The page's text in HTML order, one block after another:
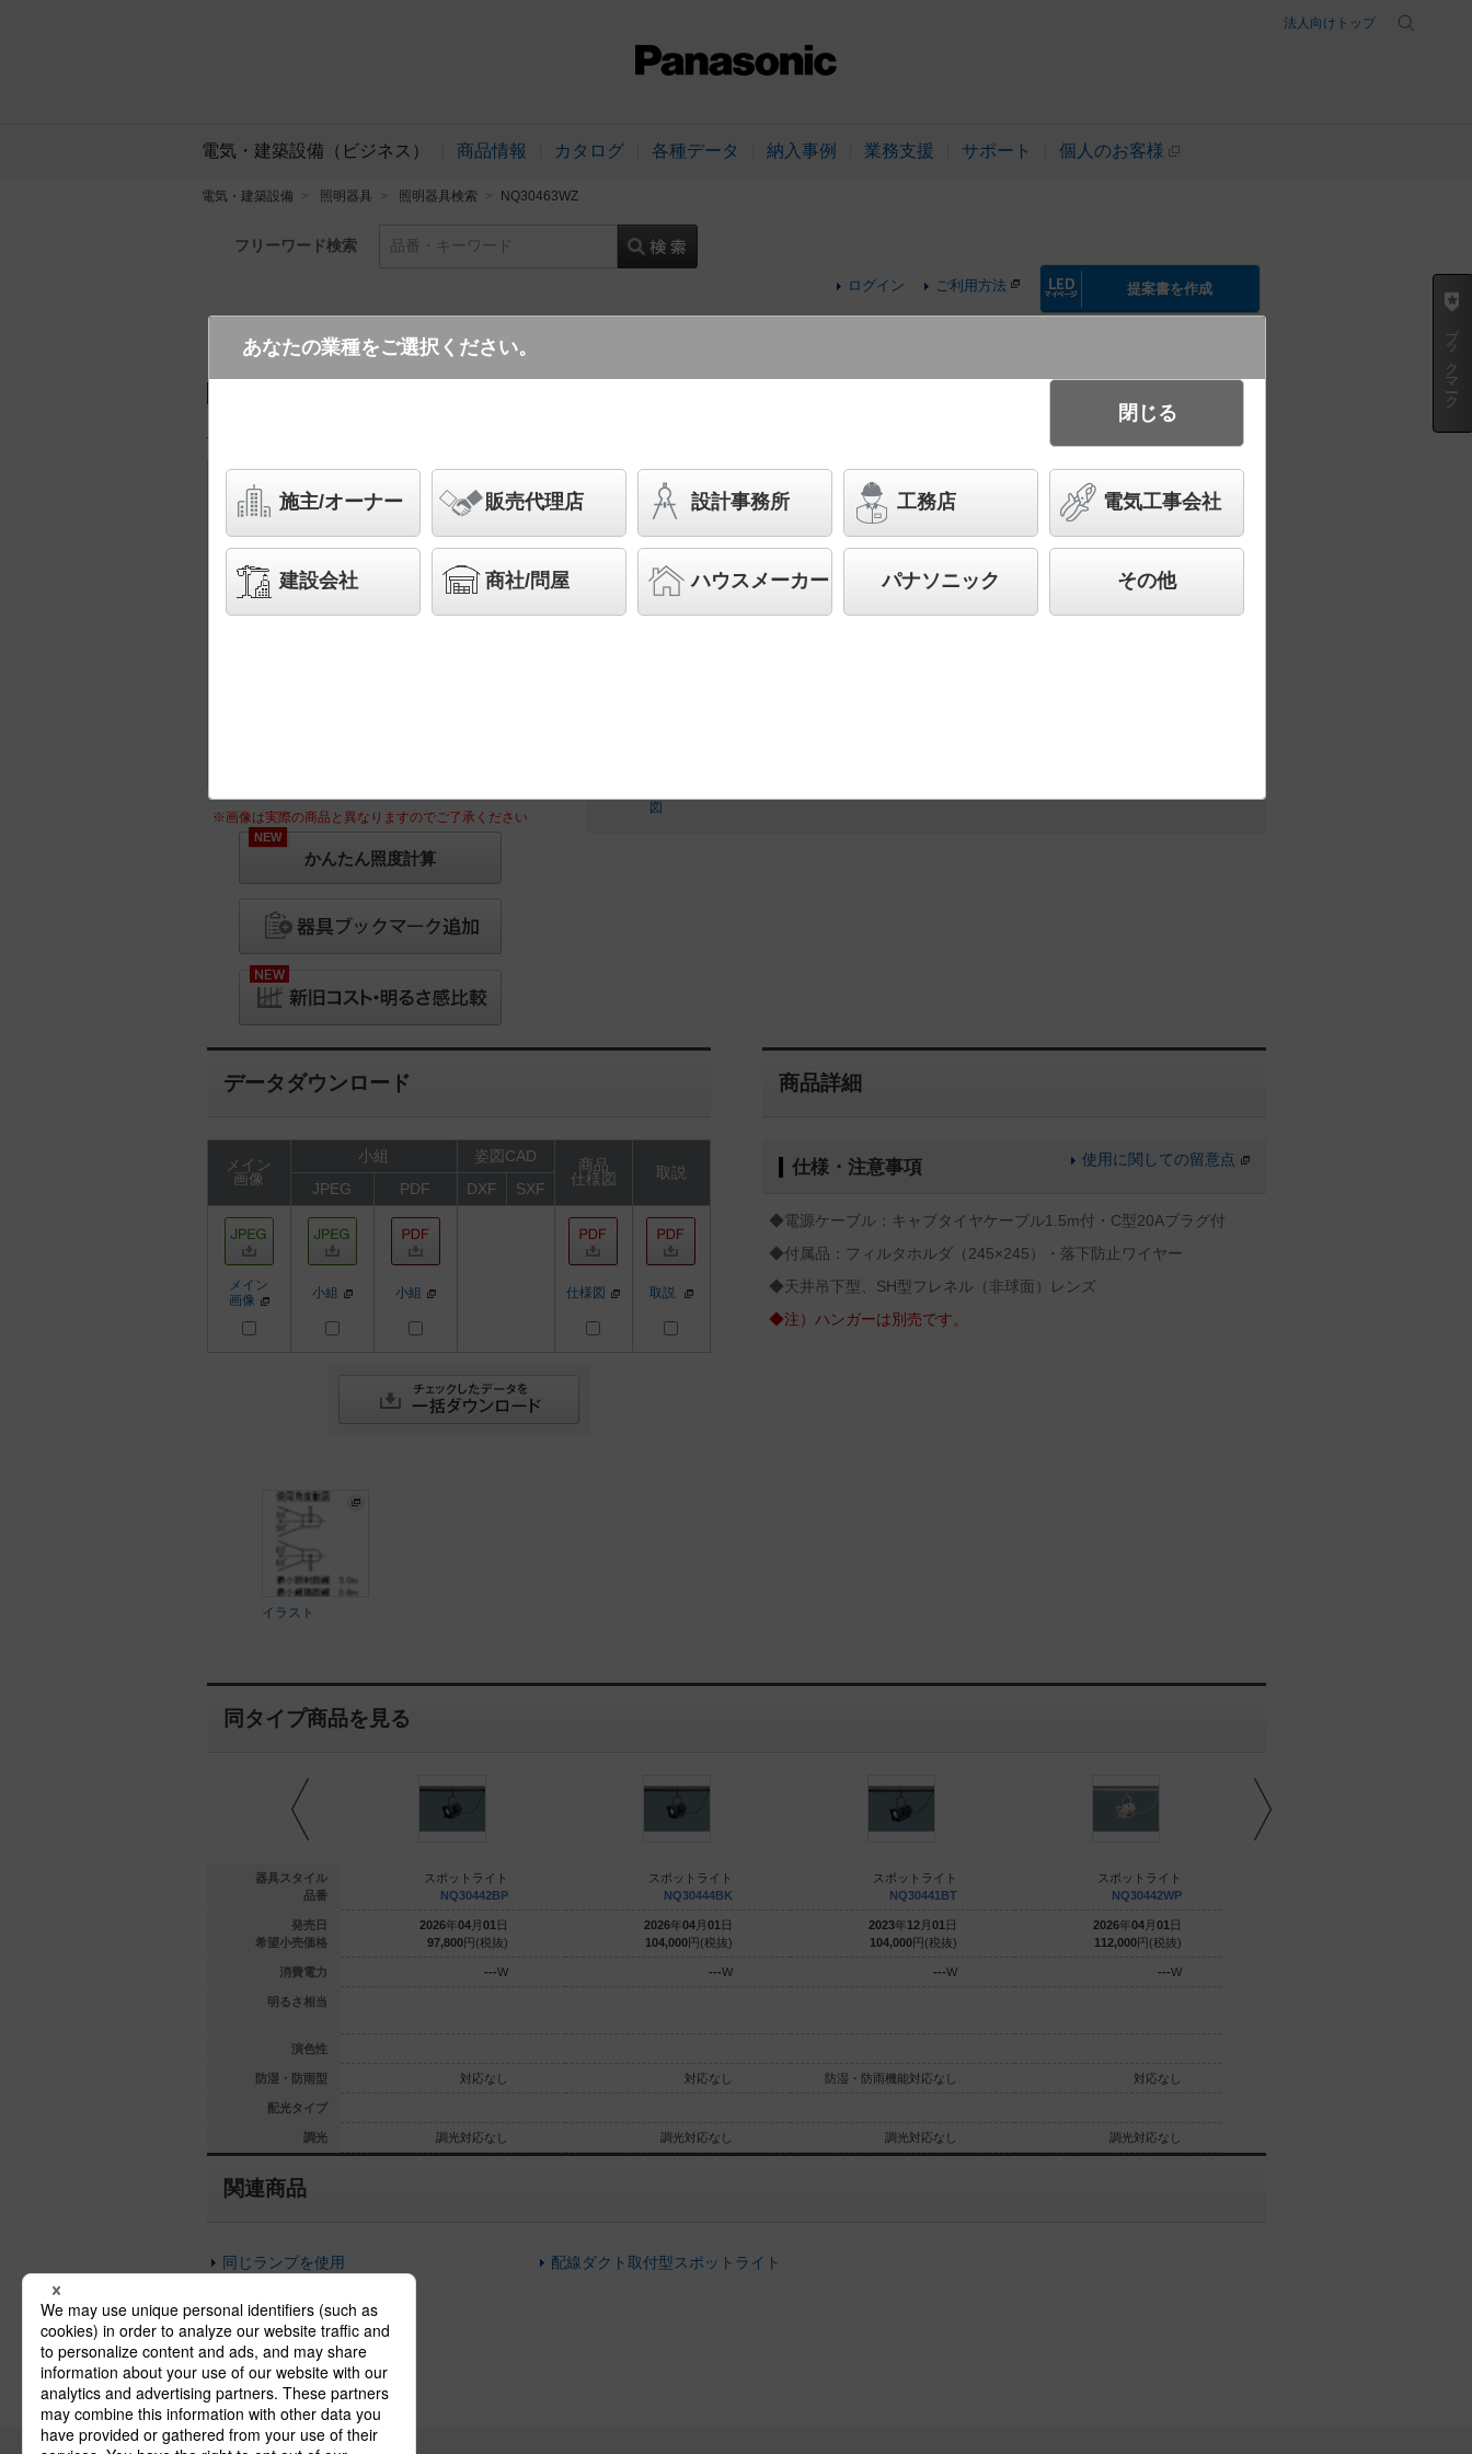
法人向けトップ
電気・建築設備（ビジネス） 商品情報 カタログ 各種データ 納入事例 業務支援 サポート 個人のお客様
電気・建築設備 照明器具 照明器具検索 NQ30463WZ
フリーワード検索 品番・キーワード
ログイン ご利用方法 提案書を作成
NQ30463WZ
※画像は実際の商品と異なりますのでご了承ください
NEW
かんたん照度計算
舞台演出用 天井吊下型 スポットライト SH型フレネル（非球面）レンズ
CROCCO （クロッコ） スタジオ用ハロゲン電球1000形（1000W）×1灯 1000
◆生産終了品
◆希望小売価格 174,000 円（税抜）
図
データダウンロード
メイン
画像
小組 姿図CAD
商品
仕様図
取説
JPEG
PDF DXF SXF
メイン
画像
小組 小組 仕様図 取説
商品詳細
仕様・注意事項 使用に関しての留意点
◆電源ケーブル：キャブタイヤケーブル1.5m付・C型20Aプラグ付
◆付属品：フィルタホルダ（245×245）・落下防止ワイヤー
◆天井吊下型、SH型フレネル（非球面）レンズ
◆注）ハンガーは別売です。
イラスト
同タイプ商品を見る
器具スタイル
品番
発売日
希望小売価格
消費電力
明るさ相当
演色性
防湿・防雨型
配光タイプ
調光
スポットライト
円(税抜)
220
ハロゲン1500W相当
対応なし
スポットライト
NQ30442BP
2026年04月 01 日
97,800円(税抜)
---W
対応なし
調光対応なし
スポットライト
NQ30444BK
2026年04月 01 日
104,000円(税抜)
---W
対応なし
調光対応なし
スポットライト
NQ30441BT
2023年12月 01 日
104,000円(税抜)
---W
防湿・防雨機能対応なし
調光対応なし
スポットライト
NQ30442WP
2026年04月 01 日
112,000円(税抜)
---W
対応なし
調光対応なし
関連商品
同じランプを使用 配線ダクト取付型スポットライト
ブックマーク
あなたの業種をご選択ください。
施主/オーナー 販売代理店 設計事務所 工務店 電気工事会社
建設会社 商社/問屋 ハウスメーカー パナソニック その他
閉じる